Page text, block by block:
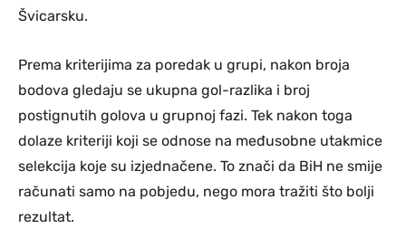
Švicarsku.
Prema kriterijima za poredak u grupi, nakon broja
bodova gledaju se ukupna gol-razlika i broj
postignutih golova u grupnoj fazi. Tek nakon toga
dolaze kriteriji koji se odnose na međusobne utakmice
selekcija koje su izjednačene. To znači da BiH ne smije
računati samo na pobjedu, nego mora tražiti što bolji
rezultat.